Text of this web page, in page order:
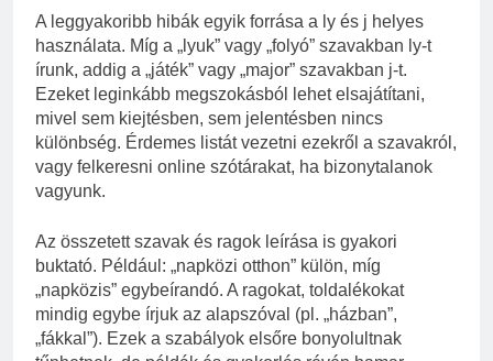
A leggyakoribb hibák egyik forrása a ly és j helyes
használata. Míg a „lyuk” vagy „folyó” szavakban ly-t
írunk, addig a „játék” vagy „major” szavakban j-t.
Ezeket leginkább megszokásból lehet elsajátítani,
mivel sem kiejtésben, sem jelentésben nincs
különbség. Érdemes listát vezetni ezekről a szavakról,
vagy felkeresni online szótárakat, ha bizonytalanok
vagyunk.
Az összetett szavak és ragok leírása is gyakori
buktató. Például: „napközi otthon” külön, míg
„napközis” egybeírandó. A ragokat, toldalékokat
mindig egybe írjuk az alapszóval (pl. „házban”,
„fákkal”). Ezek a szabályok elsőre bonyolultnak